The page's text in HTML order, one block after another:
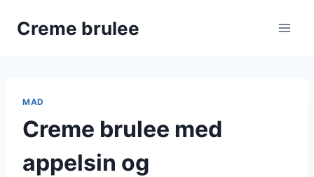
Creme brulee
MAD
Creme brulee med
appelsin og